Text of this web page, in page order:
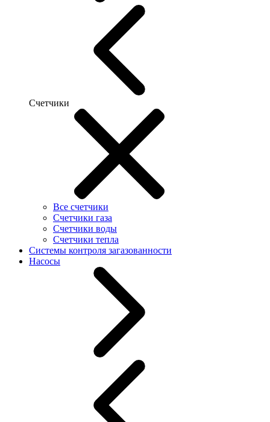
Счетчики
Все счетчики
Счетчики газа
Счетчики воды
Счетчики тепла
Системы контроля загазованности
Насосы